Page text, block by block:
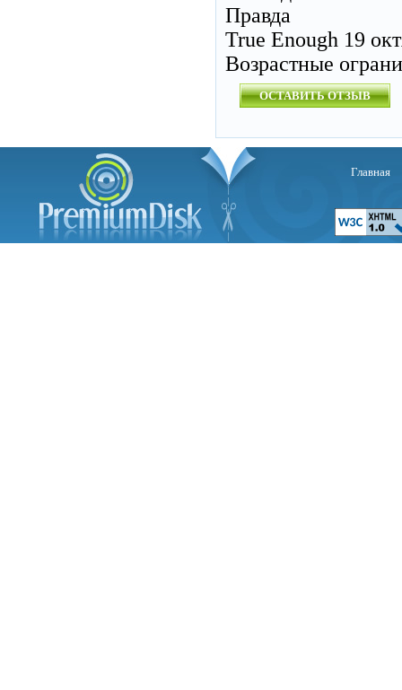
Правда
True Enough 19
Возрастные
ОСТАВИТЬ ОТЗЫВ
Главная